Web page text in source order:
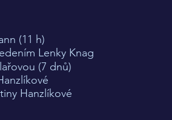
(11 h)
Lenky Knag
(7 dnů)
Hanzlíkové